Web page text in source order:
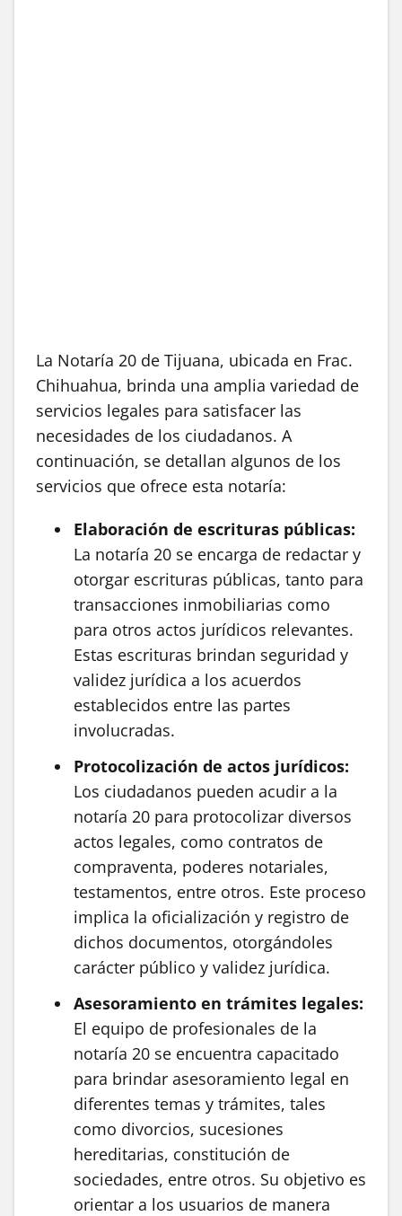
La Notaría 20 de Tijuana, ubicada en Frac.
Chihuahua, brinda una amplia variedad de
servicios legales para satisfacer las
necesidades de los ciudadanos. A
continuación, se detallan algunos de los
servicios que ofrece esta notaría:
Elaboración de escrituras públicas:
La notaría 20 se encarga de redactar y
otorgar escrituras públicas, tanto para
transacciones inmobiliarias como
para otros actos jurídicos relevantes.
Estas escrituras brindan seguridad y
validez jurídica a los acuerdos
establecidos entre las partes
involucradas.
Protocolización de actos jurídicos:
Los ciudadanos pueden acudir a la
notaría 20 para protocolizar diversos
actos legales, como contratos de
compraventa, poderes notariales,
testamentos, entre otros. Este proceso
implica la oficialización y registro de
dichos documentos, otorgándoles
carácter público y validez jurídica.
Asesoramiento en trámites legales:
El equipo de profesionales de la
notaría 20 se encuentra capacitado
para brindar asesoramiento legal en
diferentes temas y trámites, tales
como divorcios, sucesiones
hereditarias, constitución de
sociedades, entre otros. Su objetivo es
orientar a los usuarios de manera